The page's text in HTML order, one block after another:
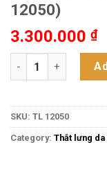
12050)
3.300.000 ₫
Dây lưng da cá sấu
SKU: TL 12050
Category: Thắt lưng da